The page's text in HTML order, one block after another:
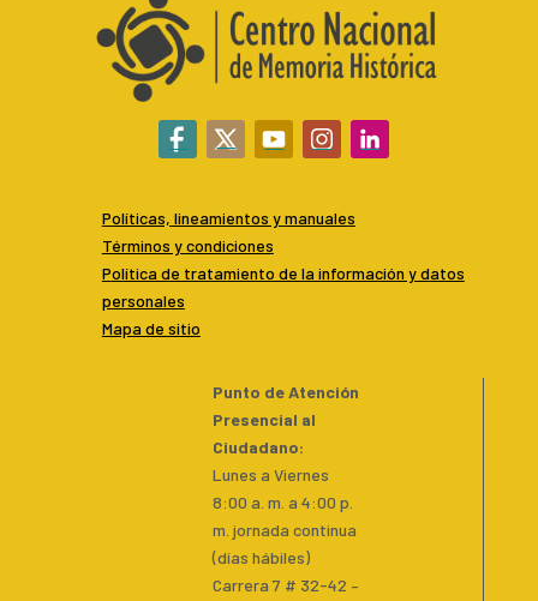
Políticas, lineamientos y manuales
Términos y condiciones
Política de tratamiento de la información y datos
personales
Mapa de sitio
Punto de Atención
Presencial al
Ciudadano:
Lunes a Viernes
8:00 a. m. a 4:00 p.
m. jornada continua
(días hábiles)
Carrera 7 # 32-42 –